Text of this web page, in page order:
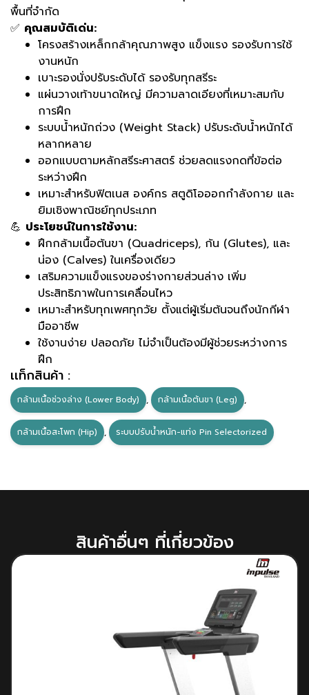
พื้นที่จำกัด
✅ คุณสมบัติเด่น:
โครงสร้างเหล็กกล้าคุณภาพสูง แข็งแรง รองรับการใช้
งานหนัก
เบาะรองนั่งปรับระดับได้ รองรับทุกสรีระ
แผ่นวางเท้าขนาดใหญ่ มีความลาดเอียงที่เหมาะสมกับ
การฝึก
ระบบน้ำหนักถ่วง (Weight Stack) ปรับระดับน้ำหนักได้
หลากหลาย
ออกแบบตามหลักสรีระศาสตร์ ช่วยลดแรงกดที่ข้อต่อ
ระหว่างฝึก
เหมาะสำหรับฟิตเนส องค์กร สตูดิโอออกกำลังกาย และ
ยิมเชิงพาณิชย์ทุกประเภท
💪 ประโยชน์ในการใช้งาน:
ฝึกกล้ามเนื้อต้นขา (Quadriceps), ก้น (Glutes), และ
น่อง (Calves) ในเครื่องเดียว
เสริมความแข็งแรงของร่างกายส่วนล่าง เพิ่ม
ประสิทธิภาพในการเคลื่อนไหว
เหมาะสำหรับทุกเพศทุกวัย ตั้งแต่ผู้เริ่มต้นจนถึงนักกีฬา
มืออาชีพ
ใช้งานง่าย ปลอดภัย ไม่จำเป็นต้องมีผู้ช่วยระหว่างการ
ฝึก
เเท็กสินค้า :
กล้ามเนื้อช่วงล่าง (Lower Body) , กล้ามเนื้อต้นขา (Leg) ,
กล้ามเนื้อสะโพก (Hip) , ระบบปรับน้ำหนัก-แท่ง Pin Selectorized
สินค้าอื่นๆ ที่เกี่ยวข้อง